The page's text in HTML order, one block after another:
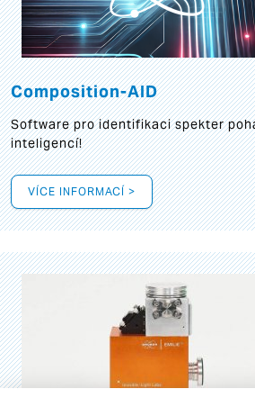
Composition-AID
Software pro identifikaci spekter
inteligencí!
VÍCE INFORMACÍ >